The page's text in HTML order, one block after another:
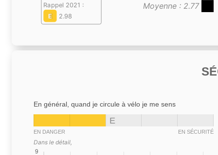
Moyenne : 2.77
Rappel 2021 :
E
2.98
En général, quand je circule à vélo je me sens
E
EN DANGER EN SÉCURITÉ
Dans le détail,